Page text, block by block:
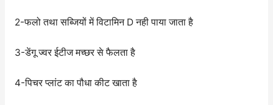
2-फलो तथा सब्जियों में विटामिन D नही पाया जाता है
3-डेंगू ज्वर ईटीज मच्छर से फैलता है
4-पिचर प्लांट का पौधा कीट खाता है